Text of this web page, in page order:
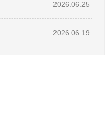
2026.06.25
2026.06.19